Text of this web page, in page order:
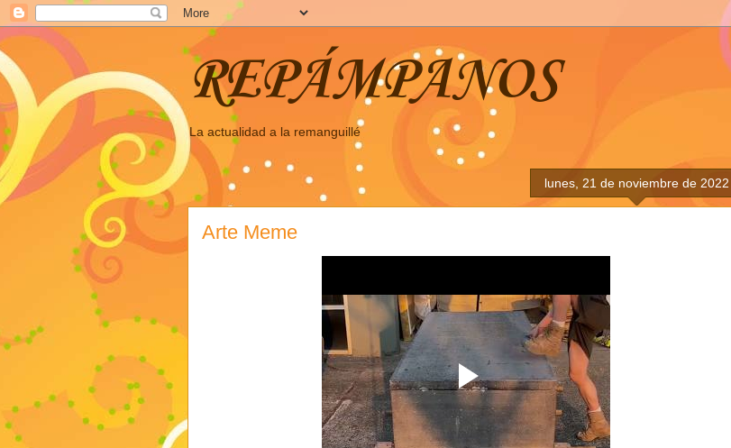
REPÁMPANOS
La actualidad a la remanguillé
lunes, 21 de noviembre de 2022
Arte Meme